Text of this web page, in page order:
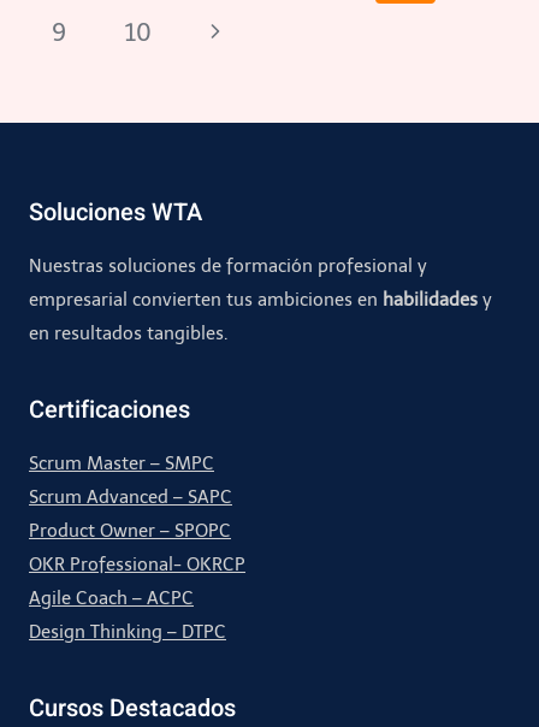
de
anterior
9 10
Siguiente
Soluciones WTA
Nuestras soluciones de formación profesional y
empresarial convierten tus ambiciones en habilidades y
en resultados tangibles.
Certificaciones
Scrum Master – SMPC
Scrum Advanced – SAPC
Product Owner – SPOPC
OKR Professional- OKRCP
Agile Coach – ACPC
Design Thinking – DTPC
Cursos Destacados